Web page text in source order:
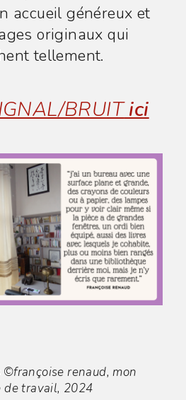
accueil généreux et
originaux qui
tellement.
BRUITici
renaud, mon
de travail, 2024